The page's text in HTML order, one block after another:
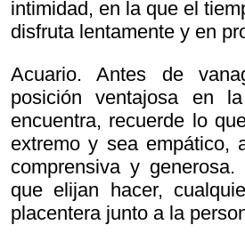
intimidad, en la que el
disfruta lentamente y en
Acuario. Antes de
posición ventajosa en
encuentra, recuerde lo
extremo y sea empático,
comprensiva y
que elijan hacer,
placentera junto a la